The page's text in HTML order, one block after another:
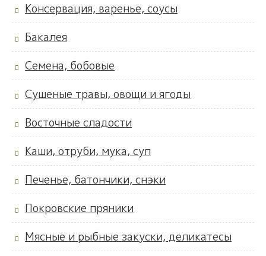
Консервация, варенье, соусы
Бакалея
Семена, бобовые
Сушеные травы, овощи и ягоды
Восточные сладости
Каши, отруби, мука, суп
Печенье, батончики, снэки
Покровские пряники
Мясные и рыбные закуски, деликатесы